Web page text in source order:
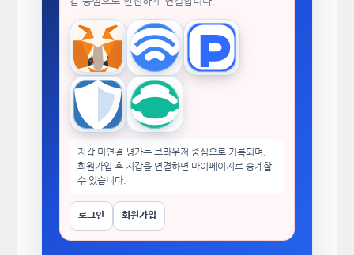
MetaMask WalletConnectTokenPocket
Trust Wallet imToken
지갑 미연결 평가는 브라우저 중심으로 기록되며,
회원가입 후 지갑을 연결하면 마이페이지로 승계할
수 있습니다.
로그인 회원가입